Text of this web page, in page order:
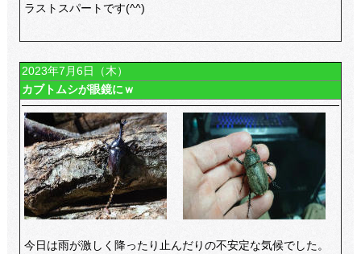
ラストスパートです(^^)
2023年7月6日（木）
カブトムシが眼鏡にｗ
今日は雨が激しく降ったり止んだりの不安定な気候でした。